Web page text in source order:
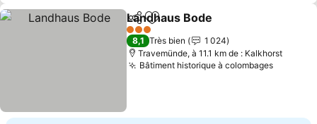
PartagerAjouter à mes favoris
Landhaus Bode
3 Étoiles
8,1 Très bien
1 024
Travemünde, à 11.1 km de : Kalkhorst
Bâtiment historique à colombages